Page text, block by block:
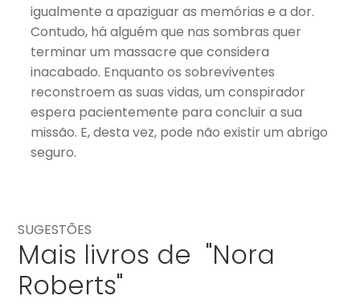
igualmente a apaziguar as memórias e a dor.
Contudo, há alguém que nas sombras quer
terminar um massacre que considera
inacabado. Enquanto os sobreviventes
reconstroem as suas vidas, um conspirador
espera pacientemente para concluir a sua
missão. E, desta vez, pode não existir um abrigo
seguro.
SUGESTÕES
Mais livros de "Nora
Roberts"